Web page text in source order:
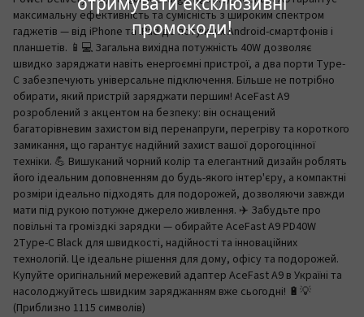
промокоди!
максимальну ефективність та сумісність з широким спектром
гаджетів — від iPhone та iPad до потужних Android-смартфонів і
планшетів. 📱💻 Загальна вихідна потужність 40W дозволяє
швидко заряджати навіть енергоємні пристрої, а два порти Type-
C забезпечують універсальне підключення. Більше не потрібно
обирати, який пристрій заряджати першим! AceFast A9
розроблений з акцентом на безпеку: він оснащений
багаторівневим захистом від перенапруги, перегріву та короткого
замикання, що гарантує надійний захист вашої дорогоцінної
техніки. 💪 Вишуканий чорний колір та елегантний дизайн роблять
його ідеальним доповненням до будь-якого інтер'єру, а компактні
розміри ідеально підходять для подорожей, дозволяючи завжди
мати під рукою потужне джерело живлення. ✈️ Забудьте про
повільні та громіздкі зарядки — обирайте AceFast A9 PD40W
2Type-C Black для швидкості, надійності та інноваційних
технологій. Це ідеальне рішення для дому, офісу та подорожей.
Купуйте оригінальний мережевий адаптер AceFast A9 в Україні та
насолоджуйтесь швидким заряджанням вже сьогодні! 🔋💡
(Приблизно 1115 символів)